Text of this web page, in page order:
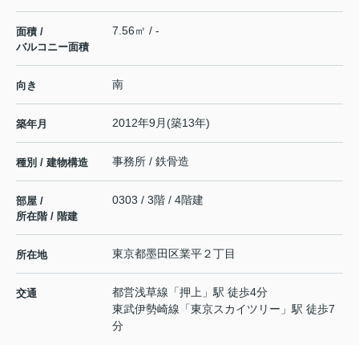
面積 /
バルコニー面積
7.56㎡ / -
向き 南
築年月 2012年9月(築13年)
種別 / 建物構造 事務所 / 鉄骨造
部屋 /
所在階 / 階建
0303 / 3階 / 4階建
所在地 東京都墨田区業平２丁目
交通 都営浅草線 「押上 」駅 徒歩4分
東武伊勢崎線 「東京スカイツリー 」駅 徒歩7
分